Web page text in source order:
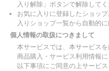
入り解除」ボタンで解除してく
お気に入りに登録したショッ
入りショップ一覧から自動的に
個人情報の取扱につきまして
本サービスでは、本サービス
商品購入・サービス利用情報
以下事項にご同意の上サービス